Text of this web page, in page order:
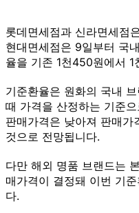
롯데면세점과 신라면세점
현대면세점은 9일부터 국
율을 기존 1천450원에서
기준환율은 원화의 국내
때 가격을 산정하는 기준
판매가격은 낮아져 판매
것으로 전망됩니다.
다만 해외 명품 브랜드는
매가격이 결정돼 이번 기
다.